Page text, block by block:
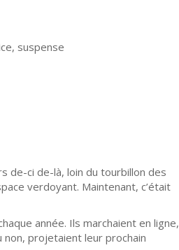
suspense
de-ci de-là, loin du tourbillon des
verdoyant. Maintenant, c’était
année. Ils marchaient en ligne,
non, projetaient leur prochain